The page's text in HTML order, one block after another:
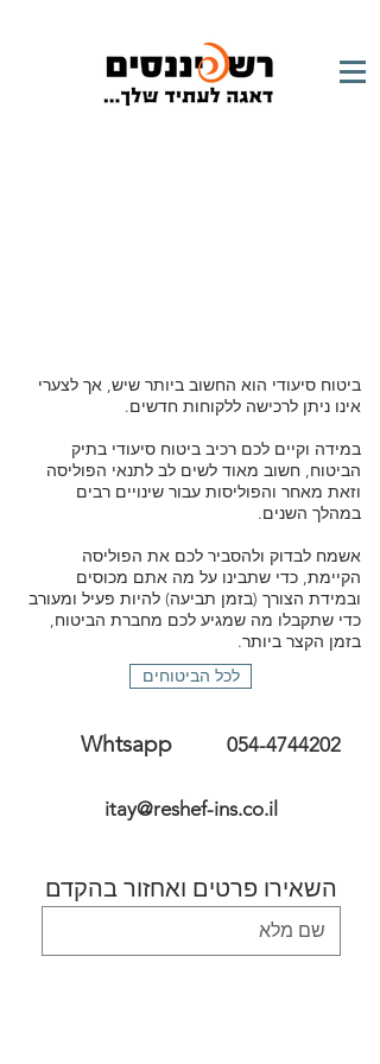
ביטוח סיעודי הוא החשוב ביותר שיש, אך לצערי
אינו ניתן לרכישה ללקוחות חדשים.
במידה וקיים לכם רכיב ביטוח סיעודי בתיק
הביטוח, חשוב מאוד לשים לב לתנאי הפוליסה
וזאת מאחר והפוליסות עבור שינויים רבים
במהלך השנים.
אשמח לבדוק ולהסביר לכם את הפוליסה
הקיימת, כדי שתבינו על מה אתם מכוסים
ובמידת הצורך (בזמן תביעה) להיות פעיל ומעורב
כדי שתקבלו מה שמגיע לכם מחברת הביטוח,
בזמן הקצר ביותר.
לכל הביטוחים
Whtsapp 054-4744202
itay@reshef-ins.co.il
השאירו פרטים ואחזור בהקדם